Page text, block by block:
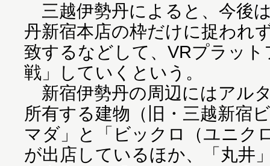
三越伊勢丹によると、今後
丹新宿本店の枠だけに捉われ
致するなどして、VRプラッ
戦」していくという。
新宿伊勢丹の周辺にはアル
所有する建物（旧・三越新宿
マダ」と「ビックロ（ユニク
が出店しているほか、「丸井